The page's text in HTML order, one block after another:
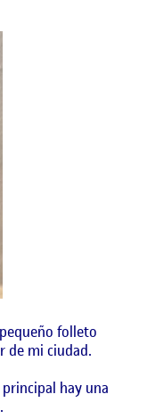
folleto
de mi ciudad.
hay una